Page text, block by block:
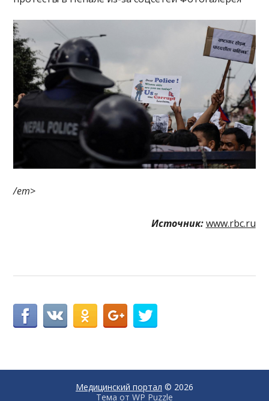
/em>
Источник: www.rbc.ru
Медицинский портал © 2026
Тема от WP Puzzle